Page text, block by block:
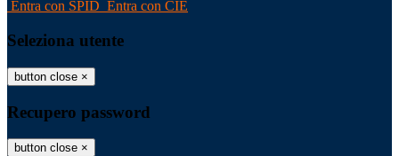
Entra con SPID Entra con CIE
Seleziona utente
button close ×
Recupero password
button close ×